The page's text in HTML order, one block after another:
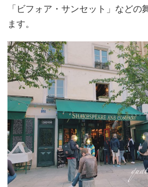
「ビフォア・サンセット」などの
ます。